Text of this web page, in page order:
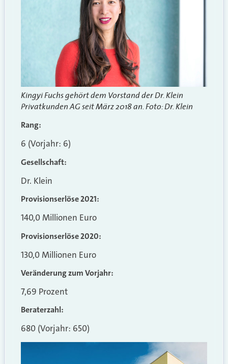
Kingyi Fuchs gehört dem Vorstand der Dr. Klein
Privatkunden AG seit März 2018 an. Foto: Dr. Klein
Rang:
6 (Vorjahr: 6)
Gesellschaft:
Dr. Klein
Provisionserlöse 2021:
140,0 Millionen Euro
Provisionserlöse 2020:
130,0 Millionen Euro
Veränderung zum Vorjahr:
7,69 Prozent
Beraterzahl:
680 (Vorjahr: 650)